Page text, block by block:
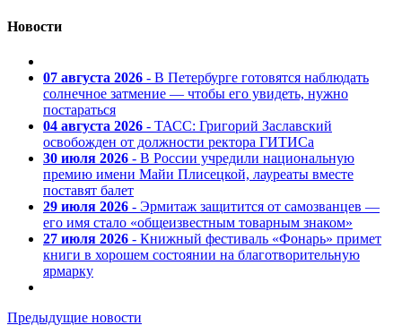
Новости
07 августа 2026 - В Петербурге готовятся наблюдать
солнечное затмение — чтобы его увидеть, нужно
постараться
04 августа 2026 - ТАСС: Григорий Заславский
освобожден от должности ректора ГИТИСа
30 июля 2026 - В России учредили национальную
премию имени Майи Плисецкой, лауреаты вместе
поставят балет
29 июля 2026 - Эрмитаж защитится от самозванцев —
его имя стало «общеизвестным товарным знаком»
27 июля 2026 - Книжный фестиваль «Фонарь» примет
книги в хорошем состоянии на благотворительную
ярмарку
Предыдущие новости